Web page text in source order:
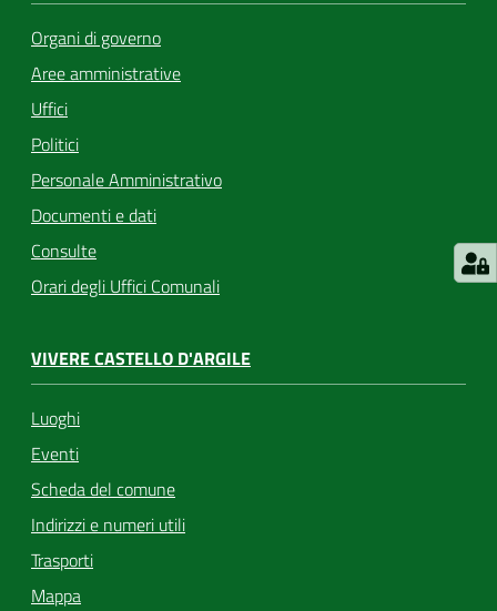
Organi di governo
Aree amministrative
Uffici
Politici
Personale Amministrativo
Documenti e dati
Consulte
Orari degli Uffici Comunali
VIVERE CASTELLO D'ARGILE
Luoghi
Eventi
Scheda del comune
Indirizzi e numeri utili
Trasporti
Mappa